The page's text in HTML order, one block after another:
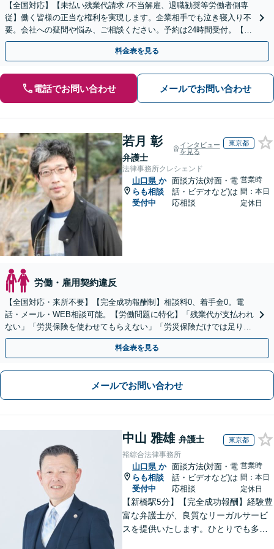
【全国対応】【未払い残業代請求 /不当解雇、退職勧奨等労働者側専
従】働く皆様の正当な権利を実現します。企業相手でも泣き寝入り不
要。会社への疑問や悩み、ご相談ください。予約は24時間受付。【初
回面談無料】【夜間・休日対応可】
料金表を見る
電話でお問い合わせ メールでお問い合わせ
若月 彰
弁護士
インタビュー
を見る
東京都
法律事務所クレシェンド
山口県 か
らも相談
受付中
面談方法(対面・電
話・ビデオなど)は
応相談
営業時
間：本日
定休日
労働・雇用契約違反
【全国対応・来所不要】【完全成功報酬制】相談料0、着手金0。電
話・メール・WEB相談可能。【労働問題に特化】「残業代が支払われ
ない」「労災保険を使わせてもらえない」「労災保険だけでは足りな
い。損害賠償請求したい」など労働問題はお任せを。
料金表を見る
メールでお問い合わせ
中山 雅雄 弁護士 東京都
裕綜合法律事務所
山口県 か
らも相談
受付中
面談方法(対面・電
話・ビデオなど)は
応相談
営業時
間：本日
定休日
【新橋駅5分】【完全成功報酬】経験豊
富な弁護士が、良質なリーガルサービ
スを提供いたします。ひとりでも多く